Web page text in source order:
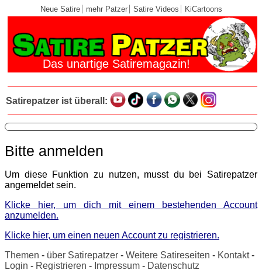
Neue Satire mehr Patzer Satire Videos KiCartoons
Das unartige Satiremagazin!
Satirepatzer ist überall:
Bitte anmelden
Um diese Funktion zu nutzen, musst du bei Satirepatzer
angemeldet sein.
Klicke hier, um dich mit einem bestehenden Account
anzumelden.
Klicke hier, um einen neuen Account zu registrieren.
Themen - über Satirepatzer - Weitere Satireseiten - Kontakt-
Login - Registrieren - Impressum - Datenschutz